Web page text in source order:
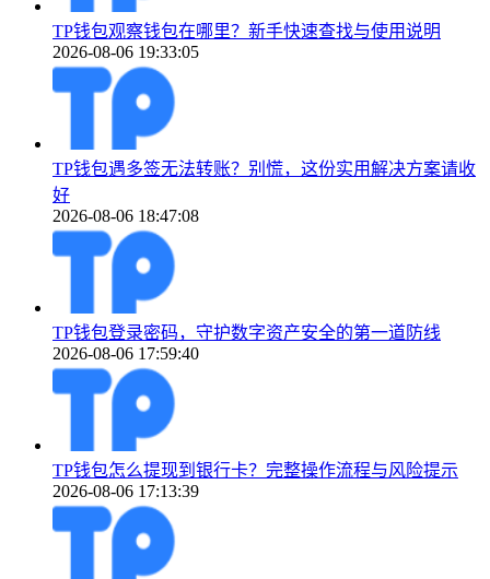
TP钱包观察钱包在哪里？新手快速查找与使用说明
2026-08-06 19:33:05
TP钱包遇多签无法转账？别慌，这份实用解决方案请收
好
2026-08-06 18:47:08
TP钱包登录密码，守护数字资产安全的第一道防线
2026-08-06 17:59:40
TP钱包怎么提现到银行卡？完整操作流程与风险提示
2026-08-06 17:13:39